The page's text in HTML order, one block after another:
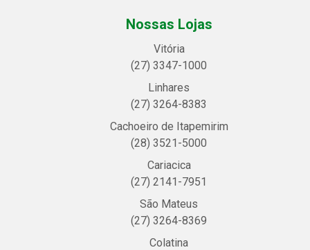
Nossas Lojas
Vitória
(27) 3347-1000
Linhares
(27) 3264-8383
Cachoeiro de Itapemirim
(28) 3521-5000
Cariacica
(27) 2141-7951
São Mateus
(27) 3264-8369
Colatina